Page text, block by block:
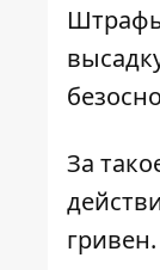
За
гривен.